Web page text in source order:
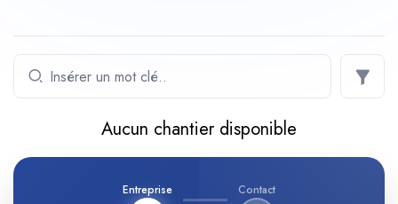
Aucun chantier disponible
Entreprise Contact